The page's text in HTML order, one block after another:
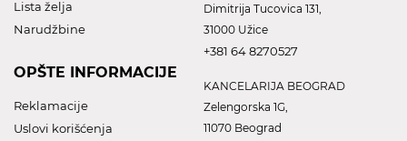
Lista želja
Narudžbine
OPŠTE INFORMACIJE
Reklamacije
Uslovi korišćenja
Dimitrija Tucovica 131,
31000 Užice
+381 64 8270527
KANCELARIJA BEOGRAD
Zelengorska 1G,
11070 Beograd